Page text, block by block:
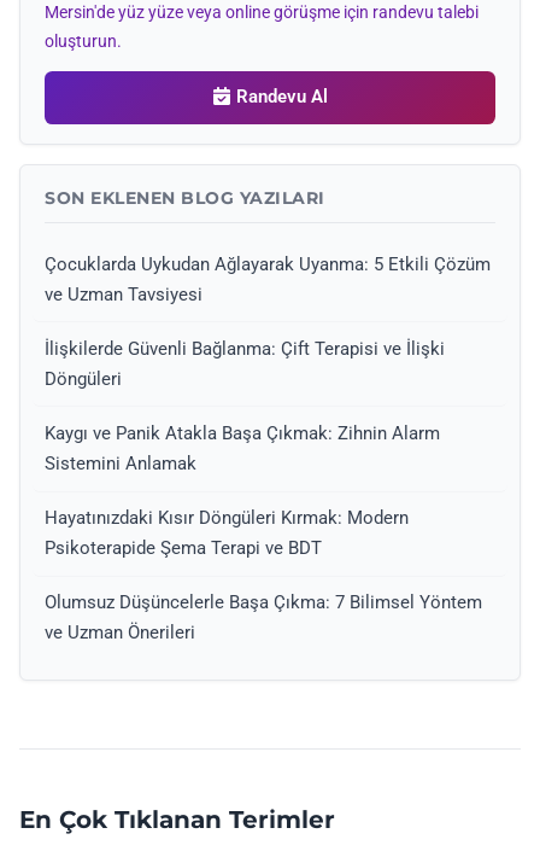
Mersin'de yüz yüze veya online görüşme için randevu talebi
oluşturun.
Randevu Al
SON EKLENEN BLOG YAZILARI
Çocuklarda Uykudan Ağlayarak Uyanma: 5 Etkili Çözüm
ve Uzman Tavsiyesi
İlişkilerde Güvenli Bağlanma: Çift Terapisi ve İlişki
Döngüleri
Kaygı ve Panik Atakla Başa Çıkmak: Zihnin Alarm
Sistemini Anlamak
Hayatınızdaki Kısır Döngüleri Kırmak: Modern
Psikoterapide Şema Terapi ve BDT
Olumsuz Düşüncelerle Başa Çıkma: 7 Bilimsel Yöntem
ve Uzman Önerileri
En Çok Tıklanan Terimler